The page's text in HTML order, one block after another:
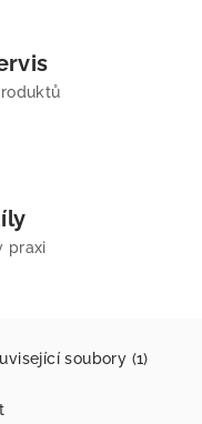
praxi
soubory (1)